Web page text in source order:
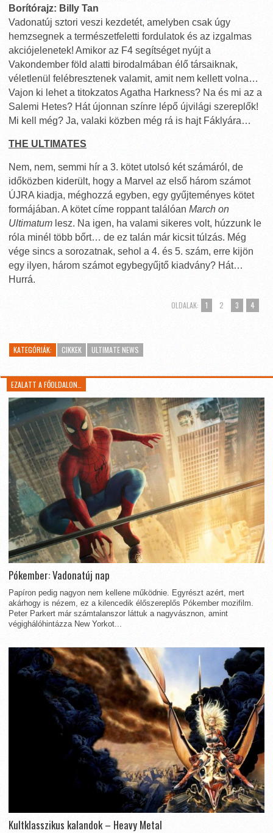
Borítórajz: Billy Tan
Vadonatúj sztori veszi kezdetét, amelyben csak úgy
hemzsegnek a természetfeletti fordulatok és az izgalmas
akciójelenetek! Amikor az F4 segítséget nyújt a
Vakondember föld alatti birodalmában élő társaiknak,
véletlenül felébresztenek valamit, amit nem kellett volna…
Vajon ki lehet a titokzatos Agatha Harkness? Na és mi az a
Salemi Hetes? Hát újonnan színre lépő újvilági szereplők!
Mi kell még? Ja, valaki közben még rá is hajt Fáklyára…
THE ULTIMATES
Nem, nem, semmi hír a 3. kötet utolsó két számáról, de
időközben kiderült, hogy a Marvel az első három számot
ÚJRA kiadja, méghozzá egyben, egy gyűjteményes kötet
formájában. A kötet címe roppant találóan March on
Ultimatum lesz. Na igen, ha valami sikeres volt, húzzunk le
róla minél több bőrt… de ez talán már kicsit túlzás. Még
vége sincs a sorozatnak, sehol a 4. és 5. szám, erre kijön
egy ilyen, három számot egybegyűjtő kiadvány? Hát…
Hurrá.
OLDALAK: 1 2 3 4
KATEGÓRIÁK: CIKKEK ULTIMATE NEWS
EZALATT A FŐOLDALON…
Pókember: Vadonatúj nap
Papíron pedig nagyon nem kellene működnie. Egyrészt azért, mert
akárhogy is nézem, ez a kilencedik élőszereplős Pókember mozifilm.
Peter Parkert már számtalanszor láttuk a nagyvásznon, amint
végighálóhintázza New Yorkot...
Kultklasszikus kalandok – Heavy Metal